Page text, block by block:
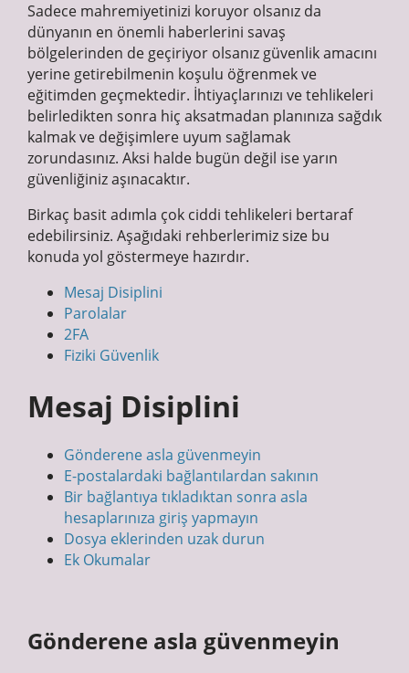
Sadece mahremiyetinizi koruyor olsanız da
dünyanın en önemli haberlerini savaş
bölgelerinden de geçiriyor olsanız güvenlik amacını
yerine getirebilmenin koşulu öğrenmek ve
eğitimden geçmektedir. İhtiyaçlarınızı ve tehlikeleri
belirledikten sonra hiç aksatmadan planınıza sağdık
kalmak ve değişimlere uyum sağlamak
zorundasınız. Aksi halde bugün değil ise yarın
güvenliğiniz aşınacaktır.
Birkaç basit adımla çok ciddi tehlikeleri bertaraf
edebilirsiniz. Aşağıdaki rehberlerimiz size bu
konuda yol göstermeye hazırdır.
Mesaj Disiplini
Parolalar
2FA
Fiziki Güvenlik
Mesaj Disiplini
Gönderene asla güvenmeyin
E-postalardaki bağlantılardan sakının
Bir bağlantıya tıkladıktan sonra asla
hesaplarınıza giriş yapmayın
Dosya eklerinden uzak durun
Ek Okumalar
Gönderene asla güvenmeyin